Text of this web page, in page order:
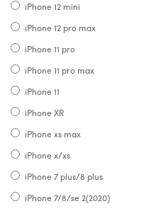
iPhone 12 mini
iPhone 12 pro max
iPhone 11 pro
iPhone 11 pro max
iPhone 11
iPhone XR
iPhone xs max
iPhone x/xs
iPhone 7 plus/8 plus
iPhone 7/8/se 2(2020)